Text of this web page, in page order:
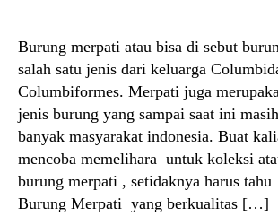
Burung merpati atau bisa di sebut
salah satu jenis dari keluarga
Columbiformes. Merpati juga
jenis burung yang sampai saat ini
banyak masyarakat indonesia. Buat
mencoba memelihara untuk koleksi
burung merpati , setidaknya harus
Burung Merpati yang berkualitas […]